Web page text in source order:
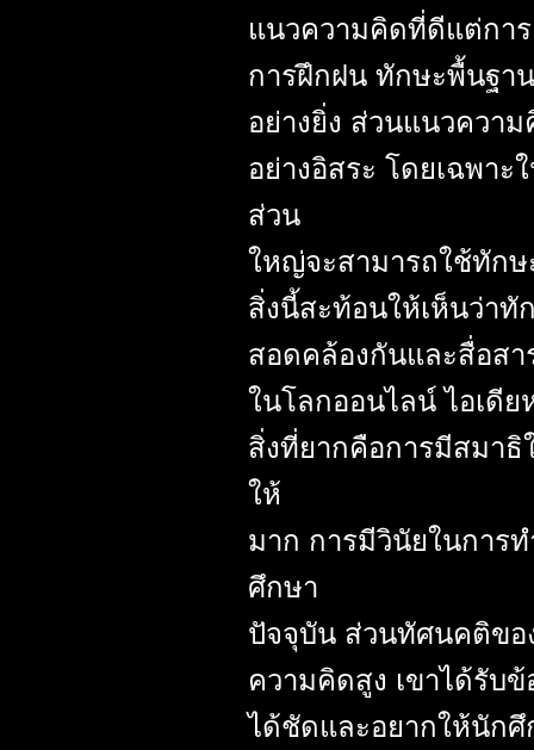
แนวความคิดที่ดีแต่การ
การฝึกฝน ทักษะพื้นฐา
อย่างยิ่ง ส่วนแนวควา
อย่างอิสระ โดยเฉพา
ส่วน
ใหญ่จะสามารถใช้ทัก
สิ่งนี้สะท้อนให้เห็นว่า
สอดคล้องกันและสื่อสา
ในโลกออนไลน์ ไอเดี
สิ่งที่ยากคือการมีสมาธิ
ให้
มาก การมีวินัยในการท
ศึกษา
ปัจจุบัน ส่วนทัศนคติขอ
ความคิดสูง เขาได้รับ
ได้ชัดและอยากให้นักศึ